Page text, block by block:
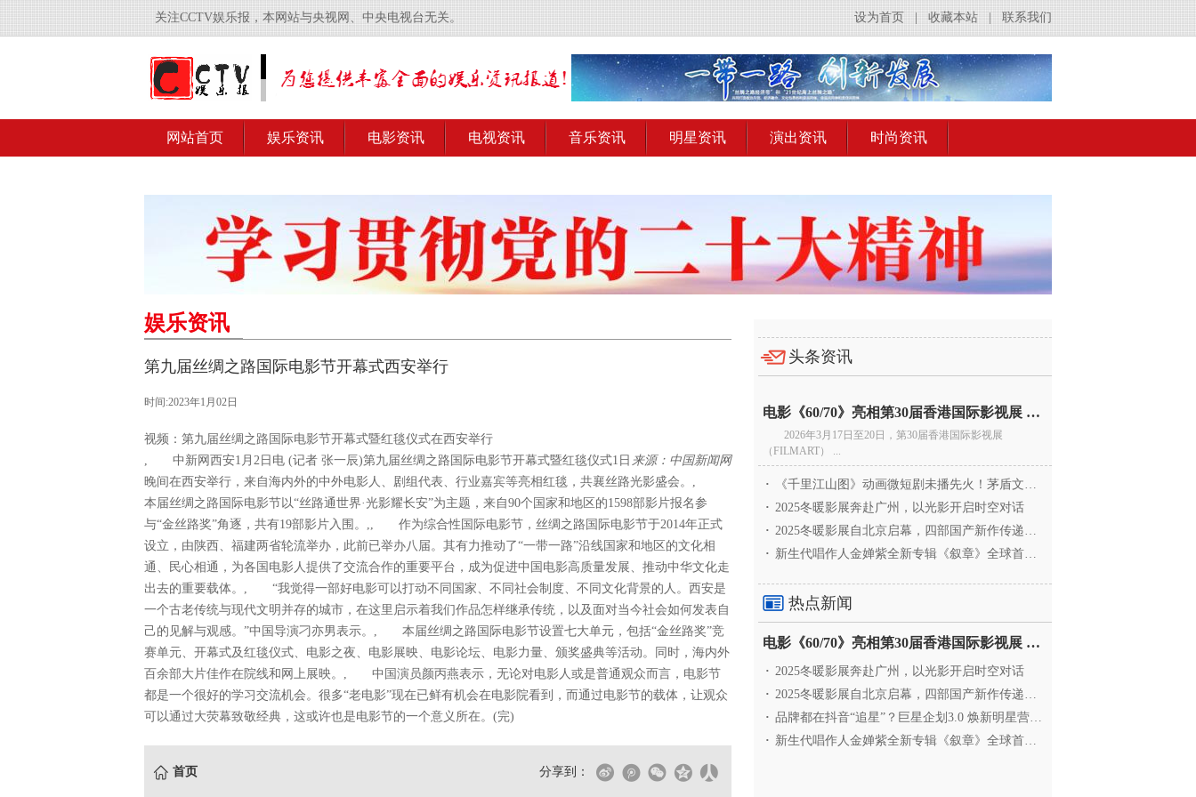
关注CCTV娱乐报，本网站与央视网、中央电视台无关。 联系我们
收藏本站
设为首页
网站首页 娱乐资讯 电影资讯 电视资讯 音乐资讯 明星资讯 演出资讯 时尚资讯
娱乐资讯
第九届丝绸之路国际电影节开幕式西安举行
时间:2023年1月02日
视频：第九届丝绸之路国际电影节开幕式暨红毯仪式在西安举行
来源：中国新闻网
, 中新网西安1月2日电 (记者 张一辰)第九届丝绸之路国际电影节开幕式暨红毯仪式1日
晚间在西安举行，来自海内外的中外电影人、剧组代表、行业嘉宾等亮相红毯，共襄丝路光影盛会。,
本届丝绸之路国际电影节以“丝路通世界·光影耀长安”为主题，来自90个国家和地区的1598部影片报名参
与“金丝路奖”角逐，共有19部影片入围。,, 作为综合性国际电影节，丝绸之路国际电影节于2014年正式
设立，由陕西、福建两省轮流举办，此前已举办八届。其有力推动了“一带一路”沿线国家和地区的文化相
通、民心相通，为各国电影人提供了交流合作的重要平台，成为促进中国电影高质量发展、推动中华文化走
出去的重要载体。, “我觉得一部好电影可以打动不同国家、不同社会制度、不同文化背景的人。西安是
一个古老传统与现代文明并存的城市，在这里启示着我们作品怎样继承传统，以及面对当今社会如何发表自
己的见解与观感。”中国导演刁亦男表示。, 本届丝绸之路国际电影节设置七大单元，包括“金丝路奖”竞
赛单元、开幕式及红毯仪式、电影之夜、电影展映、电影论坛、电影力量、颁奖盛典等活动。同时，海内外
百余部大片佳作在院线和网上展映。, 中国演员颜丙燕表示，无论对电影人或是普通观众而言，电影节
都是一个很好的学习交流机会。很多“老电影”现在已鲜有机会在电影院看到，而通过电影节的载体，让观众
可以通过大荧幕致敬经典，这或许也是电影节的一个意义所在。(完)
首页 分享到：
头条资讯
电影《60/70》亮相第30届香港国际影视展 冲刺戛纳备
2026年3月17日至20日，第30届香港国际影视展
（FILMART） ...
·
《千里江山图》动画微短剧未播先火！茅盾文学奖IP首
· 2025冬暖影展奔赴广州，以光影开启时空对话
· 2025冬暖影展自北京启幕，四部国产新作传递银幕温情
· 新生代唱作人金婵紫全新专辑《叙章》全球首发，颠覆
热点新闻
电影《60/70》亮相第30届香港国际影视展 冲刺戛纳备
· 2025冬暖影展奔赴广州，以光影开启时空对话
· 2025冬暖影展自北京启幕，四部国产新作传递银幕温情
· 品牌都在抖音“追星”？巨星企划3.0 焕新明星营销，让
· 新生代唱作人金婵紫全新专辑《叙章》全球首发，颠覆